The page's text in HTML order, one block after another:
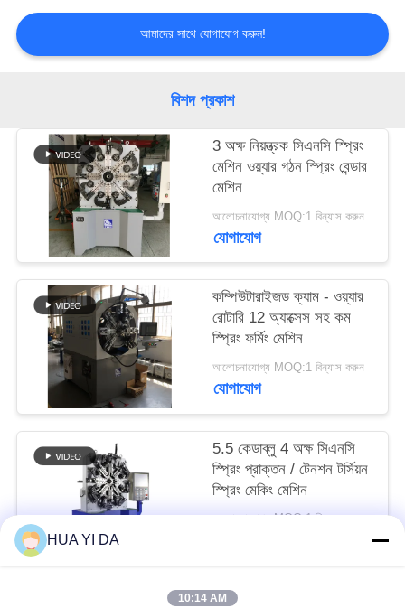
উদ্ধৃতির
জন্য
সাইট
ম্যাপ
PRIVACY
POLICY
আমাদের সাথে যোগাযোগ করুন!
বিশদ প্রকাশ
3 অক্ষ নিয়ন্ত্রক সিএনসি স্প্রিং
মেশিন ওয়্যার গঠন স্প্রিং বেন্ডার
মেশিন
আলোচনাযোগ্য MOQ:1 বিন্যাস করুন
যোগাযোগ
কম্পিউটারাইজড ক্যাম - ওয়্যার
রোটারি 12 অ্যাক্সেস সহ কম
স্প্রিং ফর্মিং মেশিন
আলোচনাযোগ্য MOQ:1 বিন্যাস করুন
যোগাযোগ
5.5 কেডাব্লু 4 অক্ষ সিএনসি
স্প্রিং প্রাক্তন / টেনশন টর্সিয়ন
স্প্রিং মেকিং মেশিন
আলোচনাযোগ্য MOQ:1 বিন্যাস করুন
HUA YI DA
10:14 AM